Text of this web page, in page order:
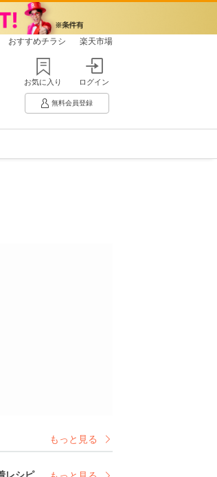
おすすめチラシ 楽天市場
お気に入り ログイン
無料会員登録
もっと見る